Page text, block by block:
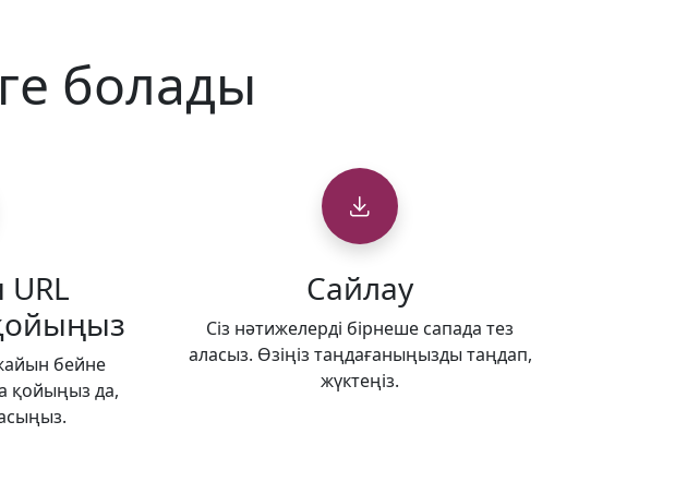
болады
URL
бейне
қойыңыз да,
Сайлау
Сіз нәтижелерді бірнеше сапада тез
аласыз. Өзіңіз таңдағаныңызды таңдап,
жүктеңіз.